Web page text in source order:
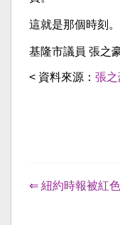
這就是那個時刻。
基隆市議員 張之
< 資料來源： 張
⇐ 紐約時報被紅